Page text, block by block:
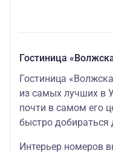
Гостиница
Гостиница
из самых лучших в
почти в самом его
быстро добираться
Интерьер номеров